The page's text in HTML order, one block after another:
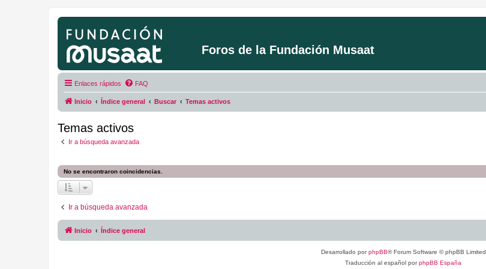
Foros de la Fundación Musaat
Enlaces rápidos FAQ
Inicio Índice general Buscar Temas activos
Temas activos
Ir a búsqueda avanzada
No se encontraron coincidencias.
Ir a búsqueda avanzada
Inicio Índice general
Desarrollado porphpBB® Forum Software © phpBB Limited
Traducción al español porphpBB España